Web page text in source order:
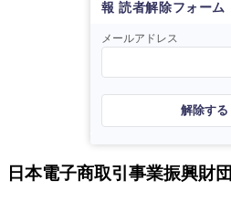
報 読者解除フォーム
メールアドレス
解除する
日本電子商取引事業振興財団